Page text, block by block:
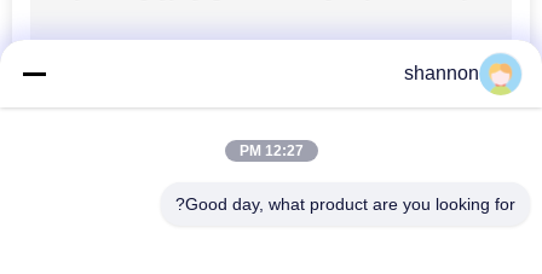
shannon
12:27 PM
Good day, what product are you looking for?